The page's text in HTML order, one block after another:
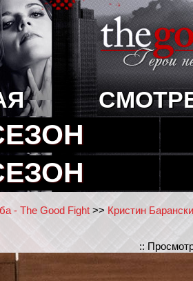
- The Good Fight >> Кристин
::